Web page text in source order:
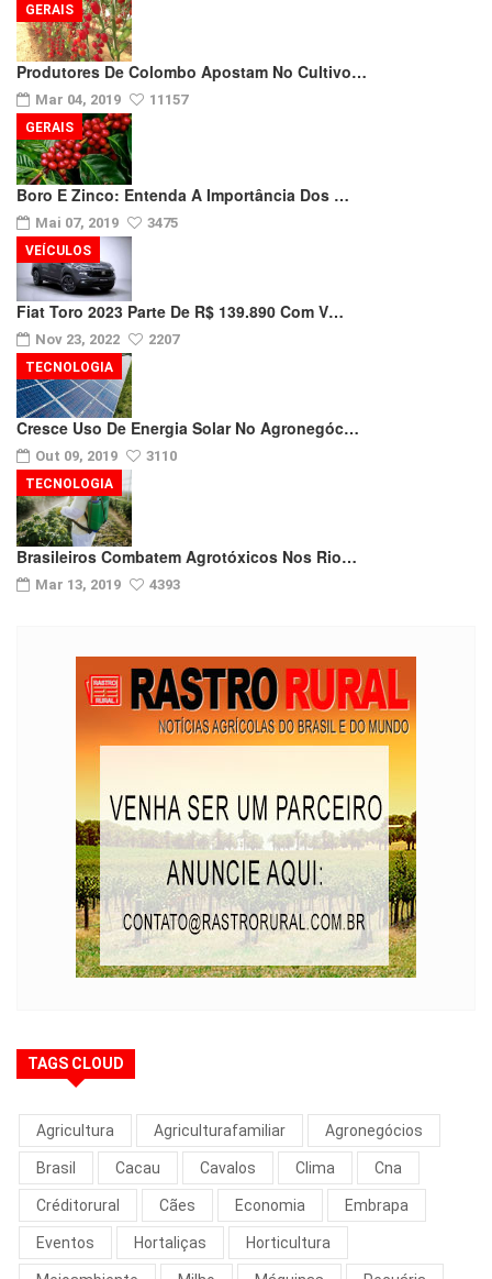
Produtores De Colombo Apostam No Cultivo…
Mar 04, 2019 11157
GERAIS
Boro E Zinco: Entenda A Importância Dos …
Mai 07, 2019 3475
GERAIS
Fiat Toro 2023 Parte De R$ 139.890 Com V…
Nov 23, 2022 2207
VEÍCULOS
Cresce Uso De Energia Solar No Agronegóc…
Out 09, 2019 3110
TECNOLOGIA
Brasileiros Combatem Agrotóxicos Nos Rio…
Mar 13, 2019 4393
TECNOLOGIA
TAGS CLOUD
Agricultura Agriculturafamiliar Agronegócios
Brasil Cacau Cavalos Clima Cna
Créditorural Cães Economia Embrapa
Eventos Hortaliças Horticultura